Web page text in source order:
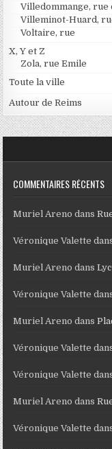
Villedommange, rue
Villeminot-Huard,
Voltaire, rue
X, Y et Z
Zola, rue Emile
Toute la ville
Autour de Reims
COMMENTAIRES RÉCENTS
Muriel Areno dans
Véronique Valette
Muriel Areno dans
Véronique Valette
Muriel Areno dans
Véronique Valette
Véronique Valette
Muriel Areno dans
Véronique Valette